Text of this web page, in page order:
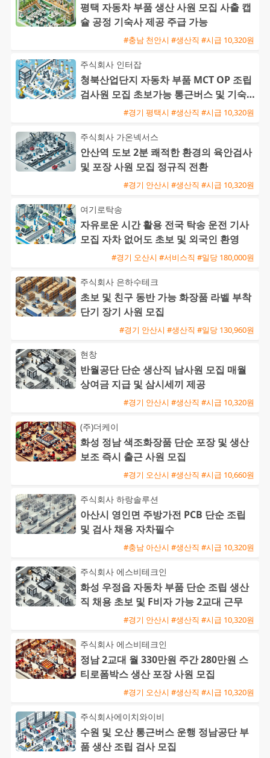
평택 자동차 부품 생산 사원 모집 사출 캡
슐 공정 기숙사 제공 주급 가능
#충남 천안시 #생산직 #시급 10,320원
주식회사 인터잡
청북산업단지 자동차 부품 MCT OP 조립
검사원 모집 초보가능 통근버스 및 기숙사
#경기 평택시 #생산직 #시급 10,320원
주식회사 가온넥서스
안산역 도보 2분 쾌적한 환경의 육안검사
및 포장 사원 모집 정규직 전환
#경기 안산시 #생산직 #시급 10,320원
여기로탁송
자유로운 시간 활용 전국 탁송 운전 기사
모집 자차 없어도 초보 및 외국인 환영
#경기 오산시 #서비스직 #일당 180,000원
주식회사 은하수테크
초보 및 친구 동반 가능 화장품 라벨 부착
단기 장기 사원 모집
#경기 안산시 #생산직 #일당 130,960원
현창
반월공단 단순 생산직 남사원 모집 매월
상여금 지급 및 삼시세끼 제공
#경기 안산시 #생산직 #시급 10,320원
(주)더케이
화성 정남 색조화장품 단순 포장 및 생산
보조 즉시 출근 사원 모집
#경기 오산시 #생산직 #시급 10,660원
주식회사 하랑솔루션
아산시 영인면 주방가전 PCB 단순 조립
및 검사 채용 자차필수
#충남 아산시 #생산직 #시급 10,320원
주식회사 에스비테크인
화성 우정읍 자동차 부품 단순 조립 생산
직 채용 초보 및 F비자 가능 2교대 근무
#경기 안산시 #생산직 #시급 10,320원
주식회사 에스비테크인
정남 2교대 월 330만원 주간 280만원 스
티로폼박스 생산 포장 사원 모집
#경기 오산시 #생산직 #시급 10,320원
주식회사에이치와이비
수원 및 오산 통근버스 운행 정남공단 부
품 생산 조립 검사 모집